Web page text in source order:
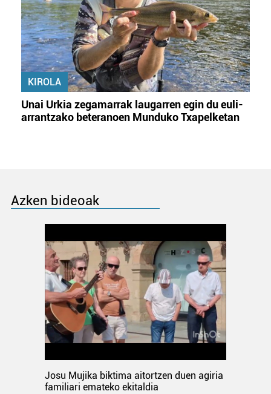
KIROLA
Unai Urkia zegamarrak laugarren egin du euli-
arrantzako beteranoen Munduko Txapelketan
Azken bideoak
Josu Mujika biktima aitortzen duen agiria
familiari emateko ekitaldia